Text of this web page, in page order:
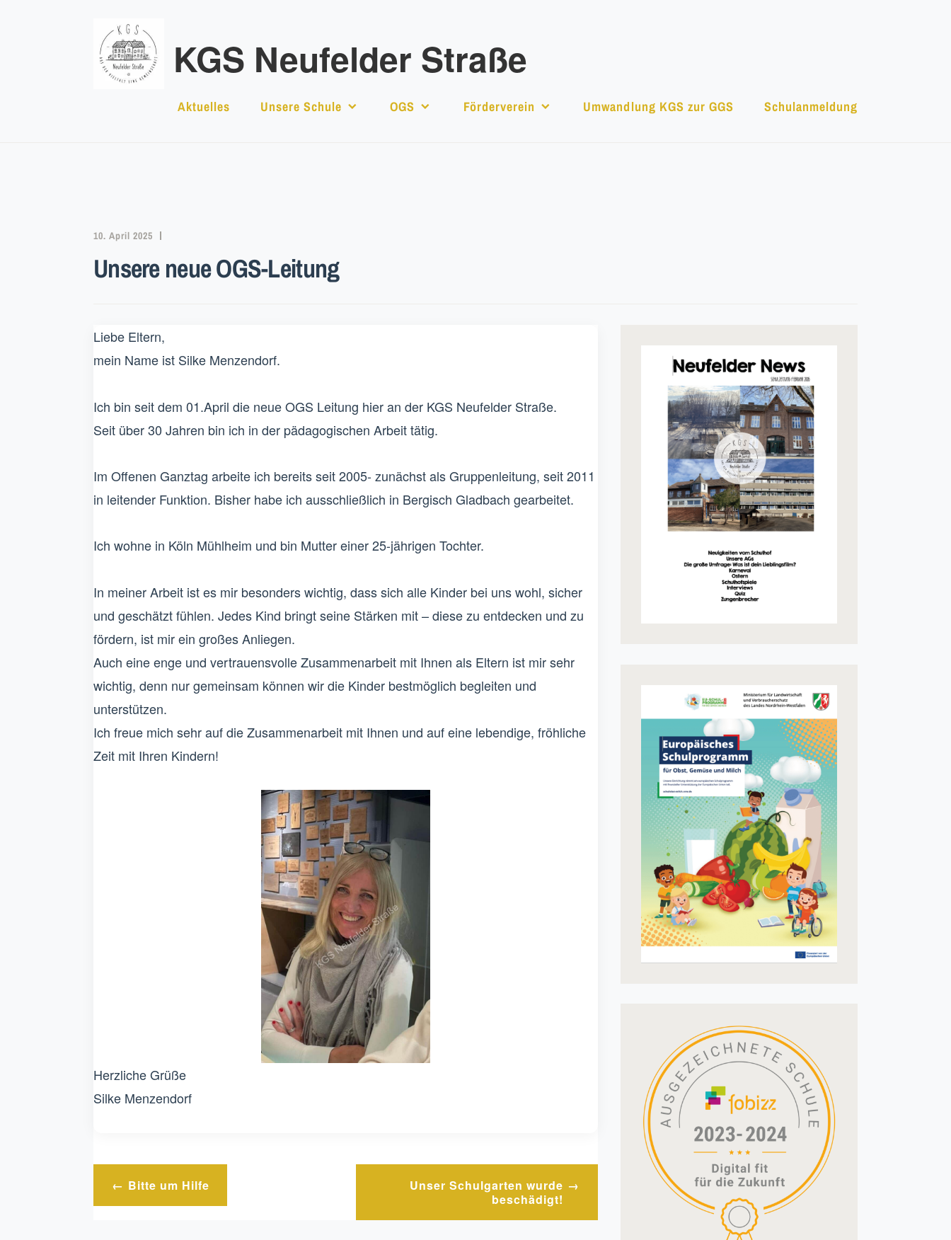
KGS Neufelder Straße
Aktuelles Unsere Schule OGS Förderverein Umwandlung KGS zur GGS Schulanmeldung
10. April 2025
Unsere neue OGS-Leitung
Liebe Eltern,
mein Name ist Silke Menzendorf.
Ich bin seit dem 01.April die neue OGS Leitung hier an der KGS Neufelder Straße.
Seit über 30 Jahren bin ich in der pädagogischen Arbeit tätig.
Im Offenen Ganztag arbeite ich bereits seit 2005- zunächst als Gruppenleitung, seit 2011
in leitender Funktion. Bisher habe ich ausschließlich in Bergisch Gladbach gearbeitet.
Ich wohne in Köln Mühlheim und bin Mutter einer 25-jährigen Tochter.
In meiner Arbeit ist es mir besonders wichtig, dass sich alle Kinder bei uns wohl, sicher
und geschätzt fühlen. Jedes Kind bringt seine Stärken mit – diese zu entdecken und zu
fördern, ist mir ein großes Anliegen.
Auch eine enge und vertrauensvolle Zusammenarbeit mit Ihnen als Eltern ist mir sehr
wichtig, denn nur gemeinsam können wir die Kinder bestmöglich begleiten und
unterstützen.
Ich freue mich sehr auf die Zusammenarbeit mit Ihnen und auf eine lebendige, fröhliche
Zeit mit Ihren Kindern!
Herzliche Grüße
Silke Menzendorf
Beitragsnavigation
Bitte um Hilfe
Unser Schulgarten wurde
beschädigt!